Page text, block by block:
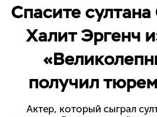
Спасите
Халит Эргенч
получил
Актер, который сыграл